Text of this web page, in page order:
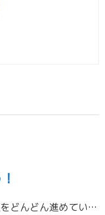
高1、高2生は新学年の講座をどんどん進めていると思います。 高3生も共通テストや2次試験に向けて学習をどんどん進めていると思います。 そこで全学年のみなさんに改めて徹底してほしい、意識してほしいことがあります。 タイトル […]